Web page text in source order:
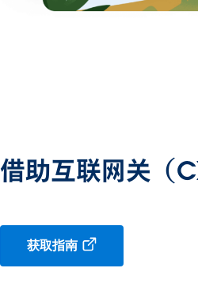
借助互联网关（
获取指南